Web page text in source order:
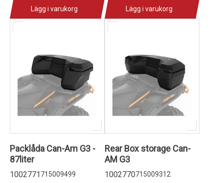
Lägg i varukorg Lägg i varukorg
Packlåda Can-Am G3 -
87liter
1002771715009499
Rear Box storage Can-
AM G3
1002770715009312